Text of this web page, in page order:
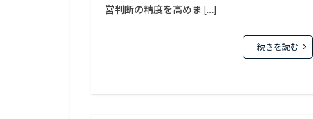
営判断の精度を高めま […]
続きを読む